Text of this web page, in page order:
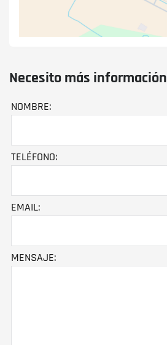
Necesito más información
NOMBRE:
TELÉFONO:
EMAIL:
MENSAJE: